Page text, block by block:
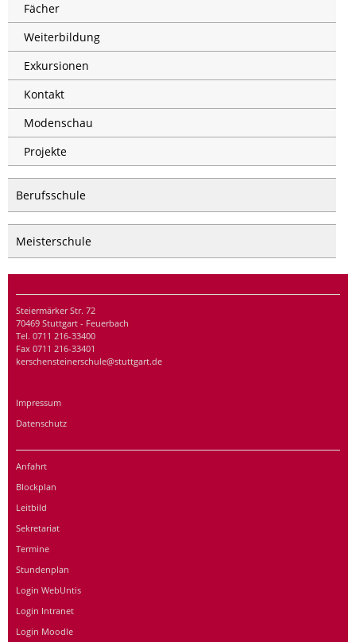
Fächer
Weiterbildung
Exkursionen
Kontakt
Modenschau
Projekte
Berufsschule
Meisterschule
Steiermärker Str. 72
70469 Stuttgart - Feuerbach
Tel. 0711 216-33400
Fax 0711 216-33401
kerschensteinerschule@stuttgart.de
Impressum
Datenschutz
Anfahrt
Blockplan
Leitbild
Sekretariat
Termine
Stundenplan
Login WebUntis
Login Intranet
Login Moodle